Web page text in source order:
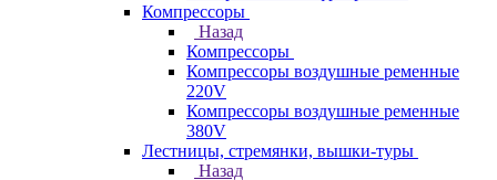
Компрессоры
Назад
Компрессоры
Компрессоры воздушные ременные
220V
Компрессоры воздушные ременные
380V
Лестницы, стремянки, вышки-туры
Назад